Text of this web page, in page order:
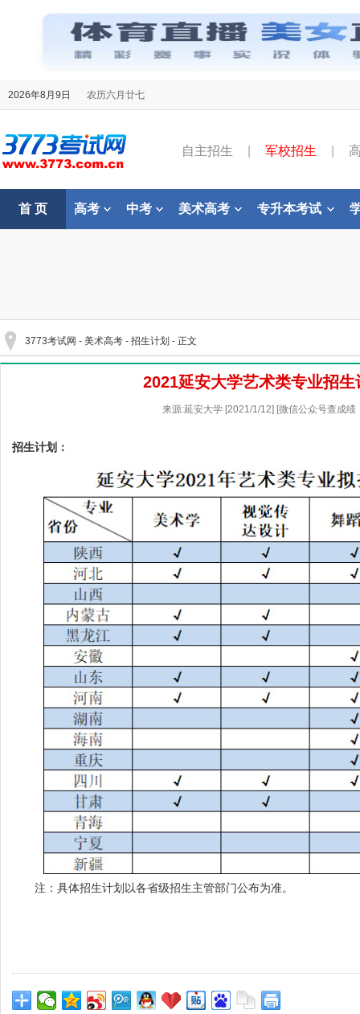
2026年8月9日 农历六月廿七
自主招生 军校招生
首 页 高考 中考 美术高考 专升本考试
3773考试网 - 美术高考 - 招生计划 - 正文
2021延安大学艺术类专业招生
来源:延安大学 [2021/1/12] [微信公众号查成绩
招生计划：
注：具体招生计划以各省级招生主管部门公布为准。